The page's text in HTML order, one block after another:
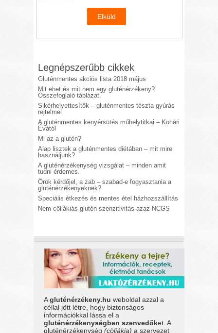
Legnépszerűbb cikkek
Gluténmentes akciós lista 2018 május
Mit ehet és mit nem egy gluténérzékeny?
Összefoglaló táblázat.
Sikérhelyettesítők – gluténmentes tészta gyúrás
rejtelmei
A gluténmentes kenyérsütés műhelytitkai – Kohári
Évától
Mi az a glutén?
Alap lisztek a gluténmentes diétában – mit mire
használjunk?
A gluténérzékenység vizsgálat – minden amit
tudni érdemes.
Örök kérdőjel, a zab – szabad-e fogyasztania a
gluténérzékenyeknek?
Speciális étkezés és mentes étel házhozszállítás
Nem cöliákiás glutén szenzitivitás azaz NCGS
Agluténérzékeny.hu weboldal azzal a
céllal jött létre, hogy biztonságos
információkkal lássa el a
gluténérzékenységben szenvedőket. A
gluténérzékenység(cöliákia) a szervezet